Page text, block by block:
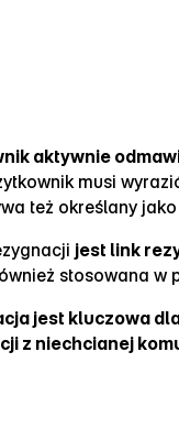
aktywnie
musi
też określany jako
jest link
stosowana w
jest kluczowa
z niechcianej